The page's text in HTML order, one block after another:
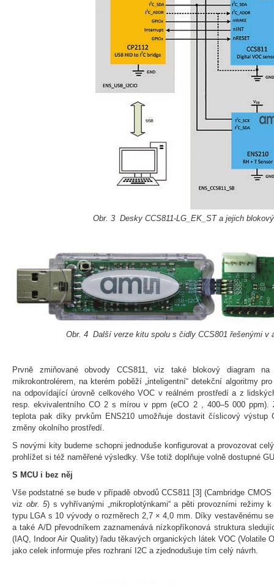
Obr. 3 Desky CCS811-LG_EK_ST a jejich
Obr. 4 Další verze kitu spolu s čidly CCS801 řešenými v
Prvně zmiňované obvody CCS811, viz také blokový diagram
mikrokontrolérem, na kterém poběží „inteligentní“ detekční algoritmy
na odpovídající úrovně celkového VOC v reálném prostředí a z
resp. ekvivalentního CO 2 s mírou v ppm (eCO 2 , 400–5 000 ppm).
teplota pak díky prvkům ENS210 umožňuje dostavit číslicový výstup
změny okolního prostředí.
S novými kity budeme schopni jednoduše konfigurovat a provozovat
prohlížet si též naměřené výsledky. Vše totiž doplňuje volně dostupné
S MCU i bez něj
Vše podstatné se bude v případě obvodů CCS811 [3] (Cambridge
viz obr. 5) s vyhřívanými „mikroplotýnkami“ a pěti provozními režimy
typu LGA s 10 vývody o rozměrech 2,7 × 4,0 mm. Díky vestavěnému
a také A/D převodníkem zaznamenává nízkopříkonová struktura
(IAQ, Indoor Air Quality) řadu těkavých organických látek VOC (Volatile
jako celek informuje přes rozhraní I2C a zjednodušuje tím celý návrh.